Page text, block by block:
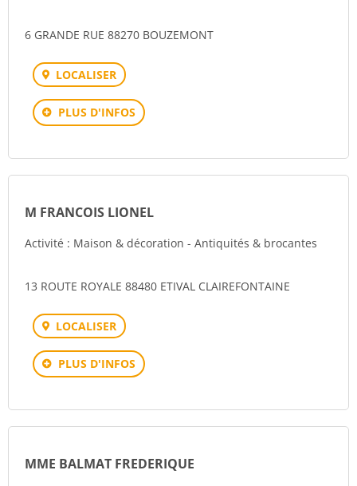
6 GRANDE RUE 88270 BOUZEMONT
LOCALISER
PLUS D'INFOS
M FRANCOIS LIONEL
Activité : Maison & décoration - Antiquités & brocantes
13 ROUTE ROYALE 88480 ETIVAL CLAIREFONTAINE
LOCALISER
PLUS D'INFOS
MME BALMAT FREDERIQUE